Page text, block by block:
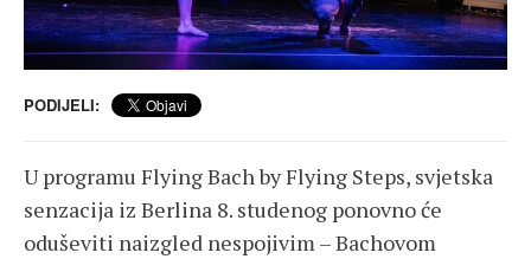
PODIJELI:
U programu Flying Bach by Flying Steps, svjetska
senzacija iz Berlina 8. studenog ponovno će
oduševiti naizgled nespojivim – Bachovom